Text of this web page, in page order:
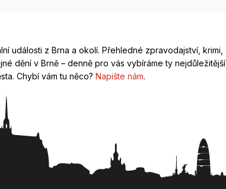
události z Brna a okolí. Přehledné zpravodajství, krimi,
dění v Brně – denně pro vás vybíráme ty nejdůležitější
Chybí vám tu něco? Napište nám.